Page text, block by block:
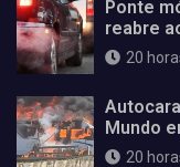
Ponte
reabre
20
Mundo
20